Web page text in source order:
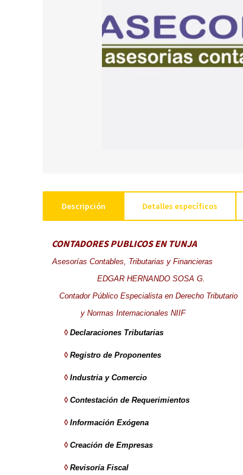
Descripción Detalles específicos
CONTADORES PUBLICOS EN TUNJA
Asesorías Contables, Tributarias y Financieras
EDGAR HERNANDO SOSA G.
Contador Público Especialista en Derecho Tributario
y Normas Internacionales NIIF
◊Declaraciones Tributarias
◊Registro de Proponentes
◊Industria y Comercio
◊Contestación de Requerimientos
◊Información Exógena
◊Creación de Empresas
◊Revisoría Fiscal